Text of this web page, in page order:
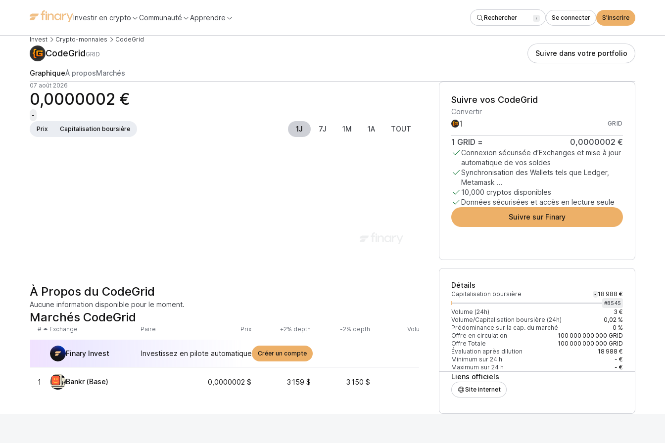
Investir en crypto Communauté Apprendre Rechercher / Se connecter S'inscrire
Invest Crypto-monnaies CodeGrid
CodeGridGRID Suivre dans votre portfolio
GraphiqueÀ proposMarchés
07 août 2026
0,0000002 €
-
Prix
Capitalisation boursière 1J 7J 1M 1A TOUT
Suivre vos CodeGrid
Convertir
GRID
1 GRID = 0,0000002 €
Connexion sécurisée d’Exchanges et mise à jour
automatique de vos soldes
Synchronisation des Wallets tels que Ledger,
Metamask ...
10,000 cryptos disponibles
Données sécurisées et accès en lecture seule
Suivre sur Finary
Détails
Capitalisation boursière - 18 988 €
#8545
Volume (24h)
3 €
Volume/Capitalisation boursière (24h)
0,02 %
Prédominance sur la cap. du marché
0 %
Offre en circulation
100 000 000 000 GRID
Offre Totale
100 000 000 000 GRID
Évaluation après dilution
18 988 €
Minimum sur 24 h
- €
Maximum sur 24 h
- €
Liens officiels
Site internet
À Propos du CodeGrid
Aucune information disponible pour le moment.
Marchés CodeGrid
# Exchange Paire Prix +2% depth -2% depth Volume (24h) % du volume Confiance Mis à jour
Finary Invest Investissez en pilote automatique Créer un compte
1 Bankr (Base) 0,0000002 $ 3 159 $ 3 150 $ 100 %